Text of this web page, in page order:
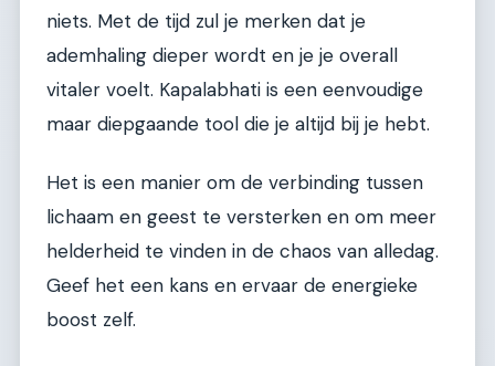
niets. Met de tijd zul je merken dat je
ademhaling dieper wordt en je je overall
vitaler voelt. Kapalabhati is een eenvoudige
maar diepgaande tool die je altijd bij je hebt.
Het is een manier om de verbinding tussen
lichaam en geest te versterken en om meer
helderheid te vinden in de chaos van alledag.
Geef het een kans en ervaar de energieke
boost zelf.